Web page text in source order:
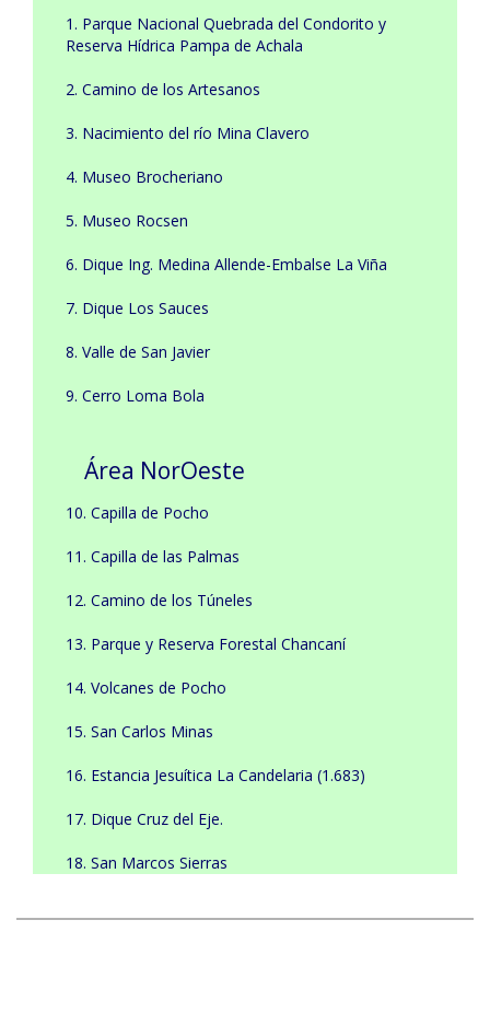
1. Parque Nacional Quebrada del Condorito y
Reserva Hídrica Pampa de Achala
2. Camino de los Artesanos
3. Nacimiento del río Mina Clavero
4. Museo Brocheriano
5. Museo Rocsen
6. Dique Ing. Medina Allende-Embalse La Viña
7. Dique Los Sauces
8. Valle de San Javier
9. Cerro Loma Bola
Área NorOeste
10. Capilla de Pocho
11. Capilla de las Palmas
12. Camino de los Túneles
13. Parque y Reserva Forestal Chancaní
14. Volcanes de Pocho
15. San Carlos Minas
16. Estancia Jesuítica La Candelaria (1.683)
17. Dique Cruz del Eje.
18. San Marcos Sierras